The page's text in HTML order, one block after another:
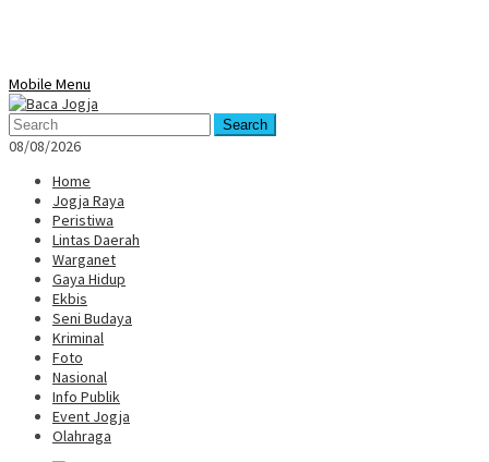
Mobile Menu
Search
08/08/2026
Home
Jogja Raya
Peristiwa
Lintas Daerah
Warganet
Gaya Hidup
Ekbis
Seni Budaya
Kriminal
Foto
Nasional
Info Publik
Event Jogja
Olahraga